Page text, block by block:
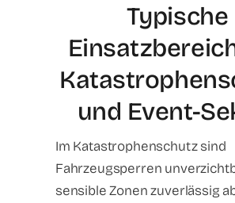
Typische
und Event-
Im Katastrophenschutz sind
Fahrzeugsperren
sensible Zonen zuverlässig